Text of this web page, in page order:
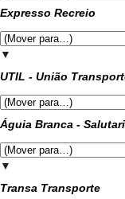
Expresso Recreio
▼
UTIL - União
Águia Branca -
▼
Transa Transporte